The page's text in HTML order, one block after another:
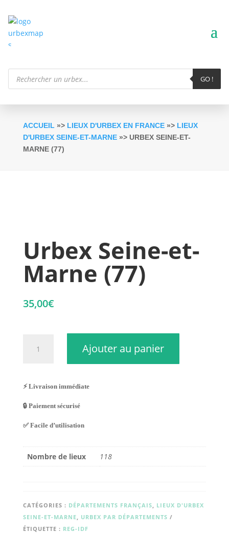
Recherche
produits
GO !
ACCUEIL »> LIEUX D'URBEX EN FRANCE»> LIEUX
D'URBEX SEINE-ET-MARNE»> URBEX SEINE-ET-
MARNE (77)
Urbex Seine-et-
Marne (77)
35,00€
et-
(77)
Ajouter au panier
⚡ Livraison immédiate
🔒 Paiement sécurisé
✅ Facile d’utilisation
Nombre de lieux 118
CATÉGORIES : DÉPARTEMENTS FRANÇAIS, LIEUX D'URBEX
SEINE-ET-MARNE, URBEX PAR DÉPARTEMENTS
ÉTIQUETTE : REG-IDF